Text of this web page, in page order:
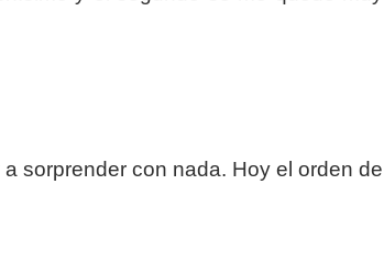
sorprender con nada. Hoy el orden de